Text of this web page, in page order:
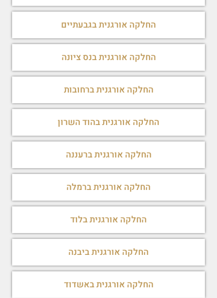
החלקה אורגנית בגבעתיים
החלקה אורגנית בנס ציונה
החלקה אורגנית ברחובות
החלקה אורגנית בהוד השרון
החלקה אורגנית ברעננה
החלקה אורגנית ברמלה
החלקה אורגנית בלוד
החלקה אורגנית ביבנה
החלקה אורגנית באשדוד